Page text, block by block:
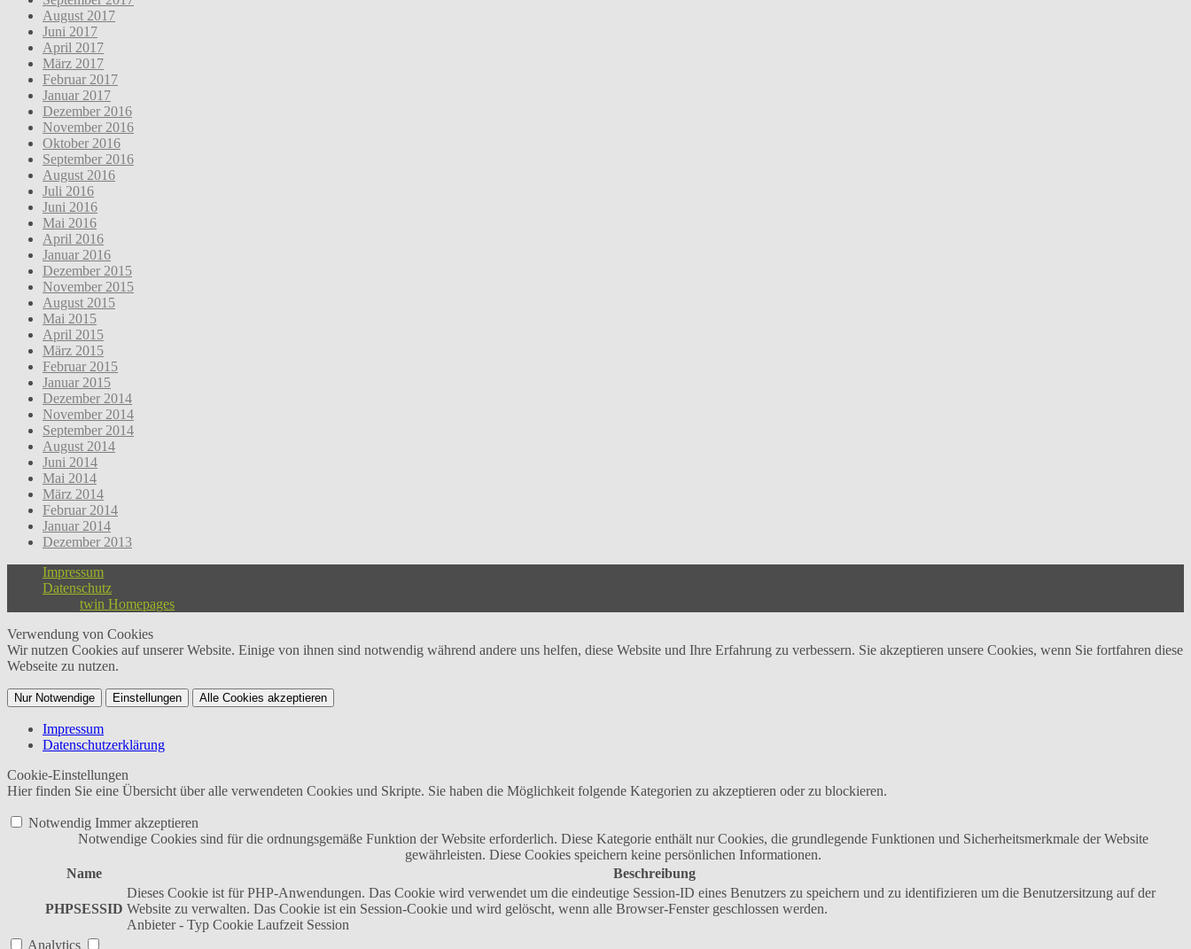
August 2017
Juni 2017
April 2017
März 2017
Februar 2017
Januar 2017
Dezember 2016
November 2016
Oktober 2016
September 2016
August 2016
Juli 2016
Juni 2016
Mai 2016
April 2016
Januar 2016
Dezember 2015
November 2015
August 2015
Mai 2015
April 2015
März 2015
Februar 2015
Januar 2015
Dezember 2014
November 2014
September 2014
August 2014
Juni 2014
Mai 2014
März 2014
Februar 2014
Januar 2014
Dezember 2013
Impressum
Datenschutz
twin Homepages
Verwendung von Cookies
Wir nutzen Cookies auf unserer Website. Einige von ihnen sind notwendig während andere uns helfen, diese Website und Ihre Erfahrung zu verbessern. Sie akzeptieren unsere Cookies, wenn Sie fortfahren diese
Webseite zu nutzen.
Nur Notwendige Einstellungen Alle Cookies akzeptieren
Impressum
Datenschutzerklärung
Cookie-Einstellungen
Hier finden Sie eine Übersicht über alle verwendeten Cookies und Skripte. Sie haben die Möglichkeit folgende Kategorien zu akzeptieren oder zu blockieren.
Notwendig Immer akzeptieren
Notwendige Cookies sind für die ordnungsgemäße Funktion der Website erforderlich. Diese Kategorie enthält nur Cookies, die grundlegende Funktionen und Sicherheitsmerkmale der Website
gewährleisten. Diese Cookies speichern keine persönlichen Informationen.
Name
Beschreibung
PHPSESSID
Dieses Cookie ist für PHP-Anwendungen. Das Cookie wird verwendet um die eindeutige Session-ID eines Benutzers zu speichern und zu identifizieren um die Benutzersitzung auf der
Website zu verwalten. Das Cookie ist ein Session-Cookie und wird gelöscht, wenn alle Browser-Fenster geschlossen werden.
Anbieter - Typ Cookie Laufzeit Session
Analytics